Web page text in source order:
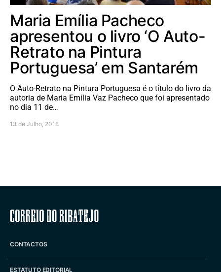
Maria Emília Pacheco
apresentou o livro ‘O Auto-
Retrato na Pintura
Portuguesa’ em Santarém
O Auto-Retrato na Pintura Portuguesa é o título do livro da
autoria de Maria Emília Vaz Pacheco que foi apresentado
no dia 11 de…
13 de Julho, 2018
Correio do Ribatejo
CONTACTOS
ESTATUTO EDITORIAL